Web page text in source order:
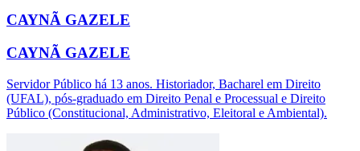
CAYNÃ GAZELE
CAYNÃ GAZELE
Servidor Público há 13 anos. Historiador, Bacharel em Direito
(UFAL), pós-graduado em Direito Penal e Processual e Direito
Público (Constitucional, Administrativo, Eleitoral e Ambiental).